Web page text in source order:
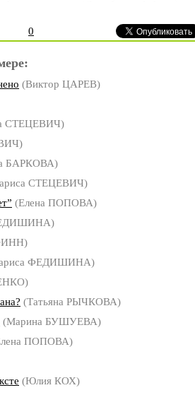
0
(Виктор ЦАРЕВ)
СТЕЦЕВИЧ)
БАРКОВА)
СТЕЦЕВИЧ)
(Елена ПОПОВА)
ФЕДИШИНА)
(Татьяна РЫЧКОВА)
(Марина БУШУЕВА)
ПОПОВА)
(Юлия КОХ)